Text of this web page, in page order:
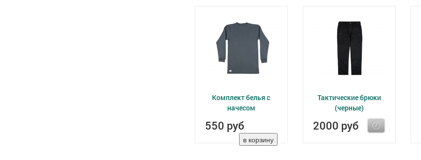
Комплект белья с
начесом
550 руб
Тактические брюки
(черные)
2000 руб